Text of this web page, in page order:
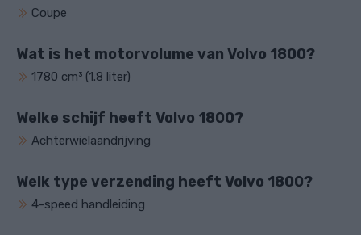
Coupe
Wat is het motorvolume van Volvo 1800?
1780 cm³ (1.8 liter)
Welke schijf heeft Volvo 1800?
Achterwielaandrijving
Welk type verzending heeft Volvo 1800?
4-speed handleiding